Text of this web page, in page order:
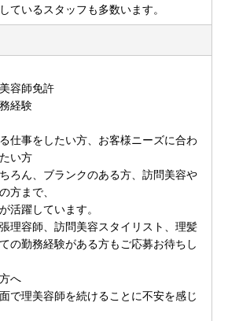
ているスタッフも多数います。
容師免許
経験
仕事をしたい方、お客様ニーズに合わ
い方
ろん、ブランクのある方、訪問美容や
方まで、
活躍しています。
理容師、訪問美容スタイリスト、理髪
の勤務経験がある方もご応募お待ちし
へ
で理美容師を続けることに不安を感じ